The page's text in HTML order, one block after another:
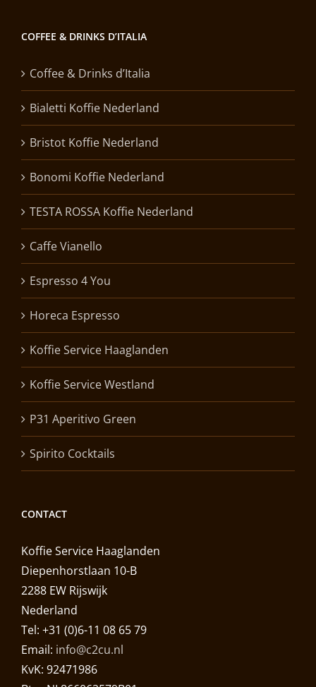
COFFEE & DRINKS D’ITALIA
Coffee & Drinks d’Italia
Bialetti Koffie Nederland
Bristot Koffie Nederland
Bonomi Koffie Nederland
TESTA ROSSA Koffie Nederland
Caffe Vianello
Espresso 4 You
Horeca Espresso
Koffie Service Haaglanden
Koffie Service Westland
P31 Aperitivo Green
Spirito Cocktails
CONTACT
Koffie Service Haaglanden
Diepenhorstlaan 10-B
2288 EW Rijswijk
Nederland
Tel: +31 (0)6-11 08 65 79
Email: info@c2cu.nl
KvK: 92471986